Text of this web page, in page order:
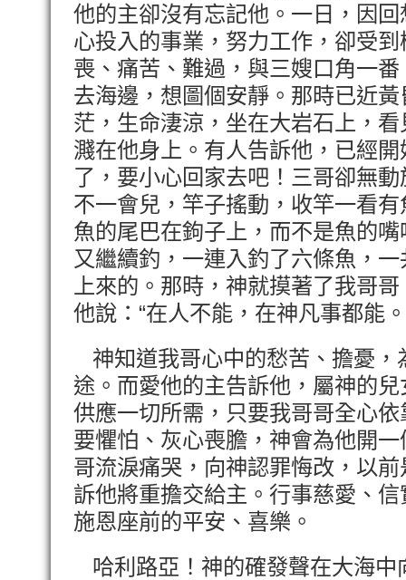
他的主卻沒有忘記他。一日，因
心投入的事業，努力工作，卻受
喪、痛苦、難過，與三嫂口角一
去海邊，想圖個安靜。那時已近
茫，生命淒涼，坐在大岩石上，
濺在他身上。有人告訴他，已經
了，要小心回家去吧！三哥卻無
不一會兒，竿子搖動，收竿一看
魚的尾巴在鉤子上，而不是魚的
又繼續釣，一連入釣了六條魚，
上來的。那時，神就摸著了我哥
他說：“在人不能，在神凡事都能
神知道我哥心中的愁苦、擔憂，
途。而愛他的主告訴他，屬神的
供應一切所需，只要我哥哥全心
要懼怕、灰心喪膽，神會為他開
哥流淚痛哭，向神認罪悔改，以
訴他將重擔交給主。行事慈愛、
施恩座前的平安、喜樂。
哈利路亞！神的確發聲在大海中